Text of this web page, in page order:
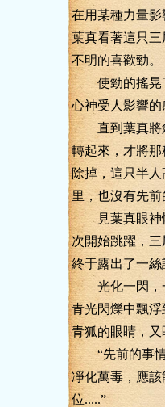
在用某種力量影
葉真看著這只
不明的喜歡勁。
使勁的搖晃了
心神受人影響的
直到葉真將劍
轉起來，才將
除掉，這只半
里，也沒有先前
見葉真眼神恢
次開始跳躍，三
終于露出了一絲
光化一閃，一
青光閃爍中飄
青狐的眼睛，又
“先前的事情
凈化萬毒，應該
位.....”